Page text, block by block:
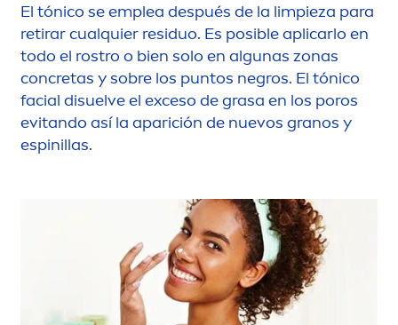
El tónico se emplea después de la limpieza para
retirar cualquier residuo. Es posible aplicarlo en
todo el rostro o bien solo en algunas zonas
concretas y sobre los puntos negros. El tónico
facial disuelve el exceso de grasa en los poros
evitando así la aparición de nuevos granos y
espinillas.